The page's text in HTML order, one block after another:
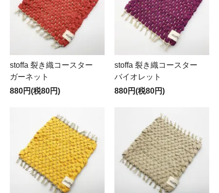
stoffa 裂き織コースター
ガーネット
880円(税80円)
stoffa 裂き織コースター
バイオレット
880円(税80円)